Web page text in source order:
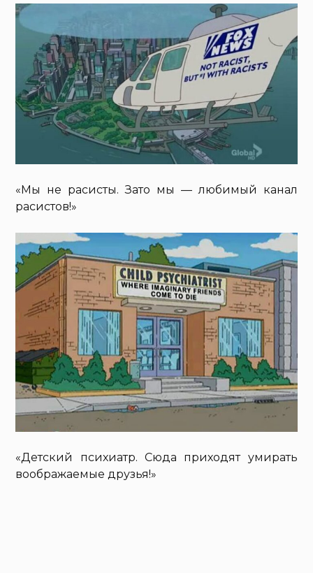
«Мы не расисты. Зато мы — любимый канал
расистов!»
«Детский психиатр. Сюда приходят умирать
воображаемые друзья!»